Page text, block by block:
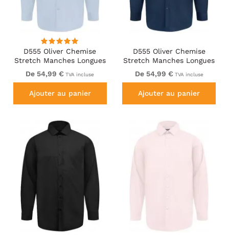
D555 Oliver Chemise
Stretch Manches Longues
Anti-Taches Sans
Repassage Bleu Ciel
De 54,99 € TVA incluse
Ajouter au panier
D555 Oliver Chemise
Stretch Manches Longues
Anti-Taches Sans
Repassage Bleu Marine
De 54,99 € TVA incluse
Ajouter au panier